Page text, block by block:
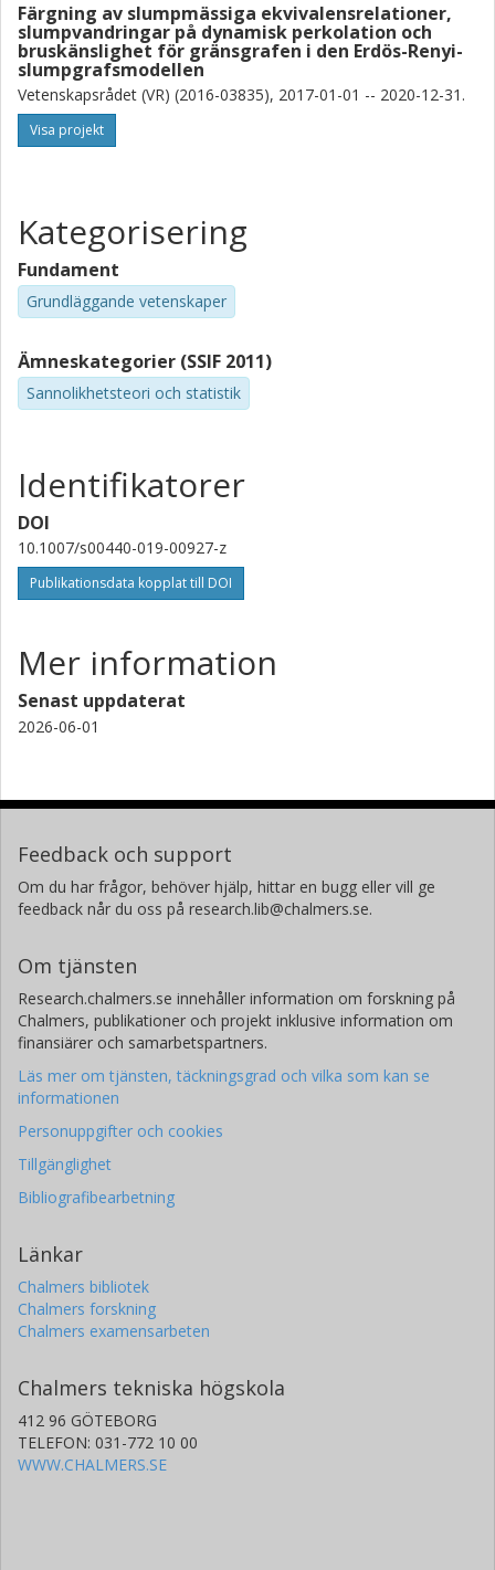
Färgning av slumpmässiga ekvivalensrelationer,
slumpvandringar på dynamisk perkolation och
bruskänslighet för gränsgrafen i den Erdös-Renyi-
slumpgrafsmodellen
Vetenskapsrådet (VR) (2016-03835), 2017-01-01 -- 2020-12-31.
Visa projekt
Kategorisering
Fundament
Grundläggande vetenskaper
Ämneskategorier (SSIF 2011)
Sannolikhetsteori och statistik
Identifikatorer
DOI
10.1007/s00440-019-00927-z
Publikationsdata kopplat till DOI
Mer information
Senast uppdaterat
2026-06-01
Feedback och support
Om du har frågor, behöver hjälp, hittar en bugg eller vill ge
feedback når du oss på research.lib@chalmers.se.
Om tjänsten
Research.chalmers.se innehåller information om forskning på
Chalmers, publikationer och projekt inklusive information om
finansiärer och samarbetspartners.
Läs mer om tjänsten, täckningsgrad och vilka som kan se
informationen
Personuppgifter och cookies
Tillgänglighet
Bibliografibearbetning
Länkar
Chalmers bibliotek
Chalmers forskning
Chalmers examensarbeten
Chalmers tekniska högskola
412 96 GÖTEBORG
TELEFON: 031-772 10 00
WWW.CHALMERS.SE